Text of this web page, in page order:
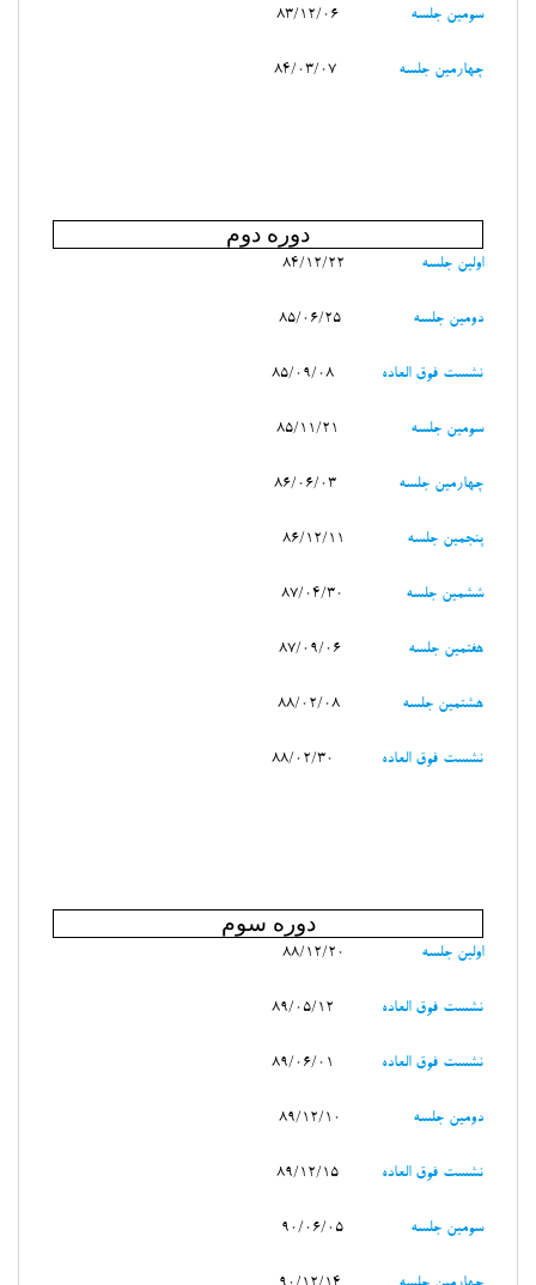
سومين جلسه
چهارمين جلسه
دوره دوم
اولين جلسه
دومين جلسه
نشست فوق العاده
سومين جلسه
چهارمين جلسه
پنجمين جلسه
ششمين جلسه
هفتمين جلسه
هشتمين جلسه
نشست فوق العاده
دوره سوم
اولين جلسه
نشست فوق العاده
نشست فوق العاده
دومين جلسه
نشست فوق العاده
سومين جلسه